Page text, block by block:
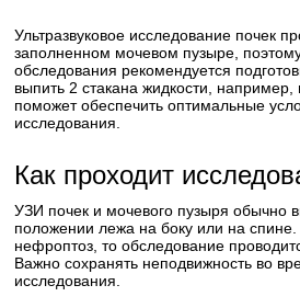
Ультразвуковое исследование почек
заполненном мочевом пузыре,
обследования рекомендуется
выпить 2 стакана жидкости, например,
поможет обеспечить оптимальные
исследования.
Как проходит
УЗИ почек и мочевого пузыря обычно
положении лежа на боку или на
нефроптоз, то обследование
Важно сохранять неподвижность во
исследования.